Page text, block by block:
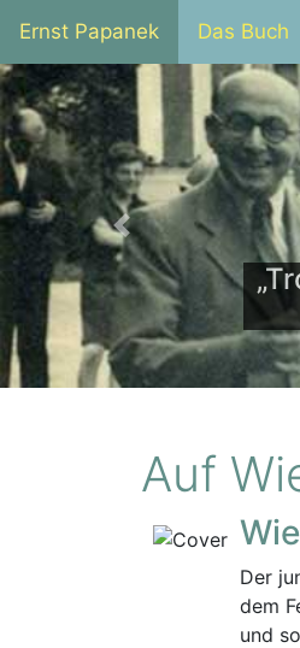
Ernst Papanek Das Buch
Previous
Auf
Der
dem
und